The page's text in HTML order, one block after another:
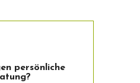
persön­liche